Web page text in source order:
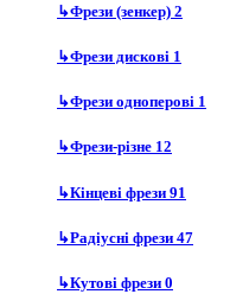
↳Фрези (зенкер) 2
↳Фрези дискові 1
↳Фрези одноперові 1
↳Фрези-різне 12
↳Кінцеві фрези 91
↳Радіусні фрези 47
↳Кутові фрези 0